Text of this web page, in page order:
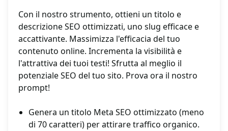
Con il nostro strumento, ottieni un titolo e
descrizione SEO ottimizzati, uno slug efficace e
accattivante. Massimizza l'efficacia del tuo
contenuto online. Incrementa la visibilità e
l'attrattiva dei tuoi testi! Sfrutta al meglio il
potenziale SEO del tuo sito. Prova ora il nostro
prompt!
Genera un titolo Meta SEO ottimizzato (meno
di 70 caratteri) per attirare traffico organico.